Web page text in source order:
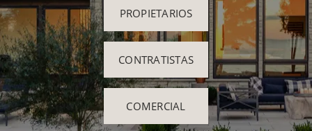
PROPIETARIOS
CONTRATISTAS
COMERCIAL